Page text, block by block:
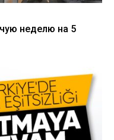
неделю на 5